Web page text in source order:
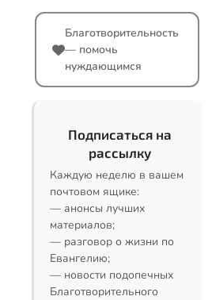
Благотворительность
— помочь
нуждающимся
Подписаться на
рассылку
Каждую неделю в вашем
почтовом ящике:
— анонсы лучших
материалов;
— разговор о жизни по
Евангелию;
— новости подопечных
Благотворительного